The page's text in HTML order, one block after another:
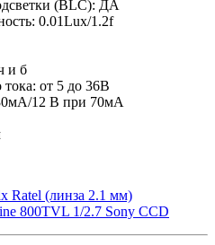
(BLC): ДА
0.01Lux/1.2f
и б
от 5 до 36В
12 В при 70мА
Ratel (линза 2.1 мм)
800TVL 1/2.7 Sony CCD